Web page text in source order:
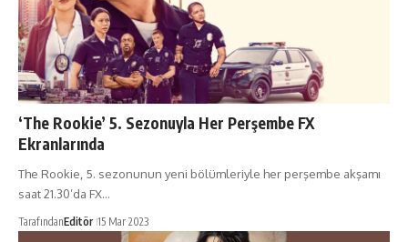
‘The Rookie’ 5. Sezonuyla Her Perşembe FX
Ekranlarında
The Rookie, 5. sezonunun yeni bölümleriyle her perşembe akşamı
saat 21.30’da FX…
TarafındanEditör 15 Mar 2023